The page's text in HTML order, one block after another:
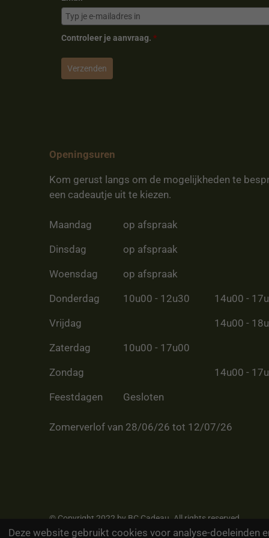
Deze website gebruikt cookies voor analyse-doeleinden
Controleer je aanvraag. *
Verzenden
Openingsuren
Kom gerust langs om de mogelijkheden te
een cadeautje uit te kiezen.
Maandag op afspraak
Dinsdag op afspraak
Woensdag op afspraak
Donderdag 10u00 - 12u30 14u00 -
Vrijdag 14u00 -
Zaterdag 10u00 - 17u00
Zondag 14u00 -
Feestdagen Gesloten
Zomerverlof van 28/06/26 tot 12/07/26
© Copyright 2022 by BC Cadeau. All rights reserved